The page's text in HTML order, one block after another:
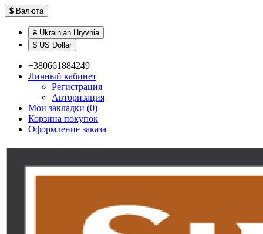
$ Валюта
₴ Ukrainian Hryvnia
$ US Dollar
+380661884249
Личный кабинет
Регистрация
Авторизация
Мои закладки (0)
Корзина покупок
Оформление заказа